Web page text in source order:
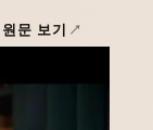
원문 보기